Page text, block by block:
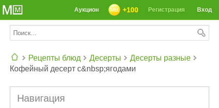
Вход
Регистрация
+100
Аукцион
Рецепты блюд Десерты
Десерты разные
Кофейный десерт с&nbsp;ягодами
Навигация